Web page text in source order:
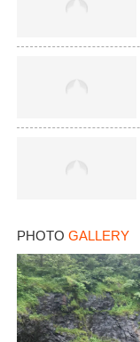
PHOTO GALLERY